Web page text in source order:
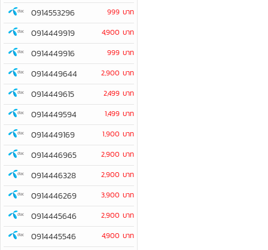
0914553296 999 บาท
0914449919 4,900 บาท
0914449916 999 บาท
0914449644 2,900 บาท
0914449615 2,499 บาท
0914449594 1,499 บาท
0914449169 1,900 บาท
0914446965 2,900 บาท
0914446328 2,900 บาท
0914446269 3,900 บาท
0914445646 2,900 บาท
0914445546 4,900 บาท